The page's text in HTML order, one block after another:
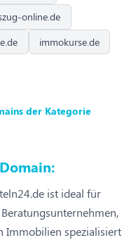
online.de
immokurse.de
der Kategorie
ist ideal für
Immobilien spezialisiert